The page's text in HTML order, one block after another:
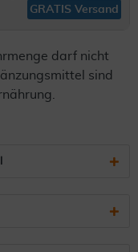
GRATIS Versand
darf nicht
sind